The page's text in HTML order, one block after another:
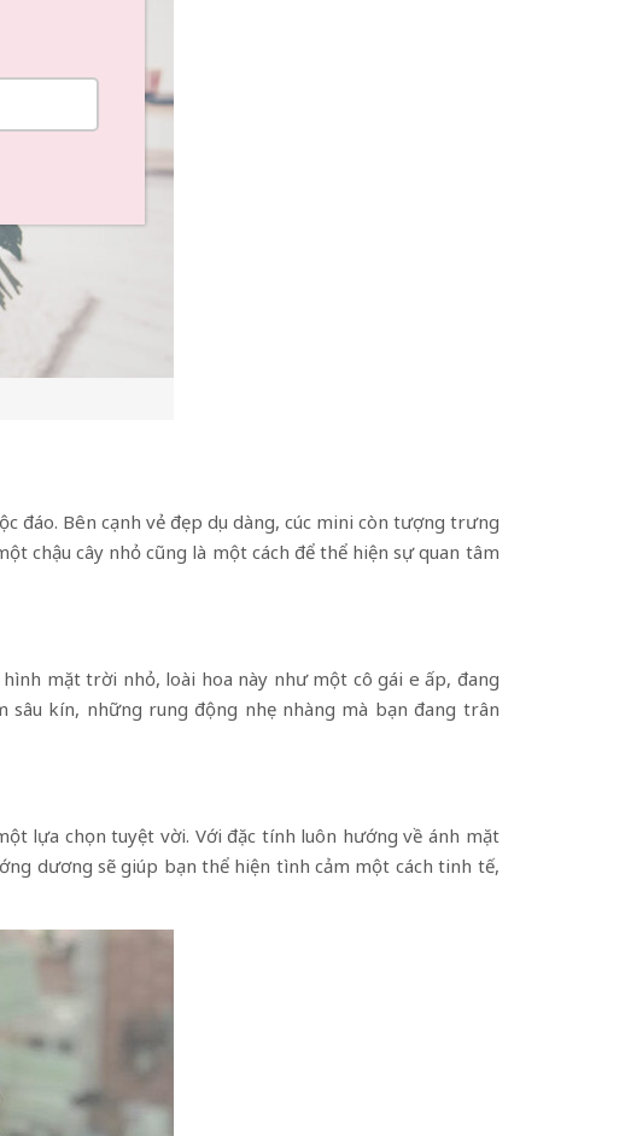
đáo. Bên cạnh vẻ đẹp dịu dàng, cúc mini còn tượng trưng
chậu cây nhỏ cũng là một cách để thể hiện sự quan tâm
mặt trời nhỏ, loài hoa này như một cô gái e ấp, đang
kín, những rung động nhẹ nhàng mà bạn đang trân
lựa chọn tuyệt vời. Với đặc tính luôn hướng về ánh mặt
dương sẽ giúp bạn thể hiện tình cảm một cách tinh tế,